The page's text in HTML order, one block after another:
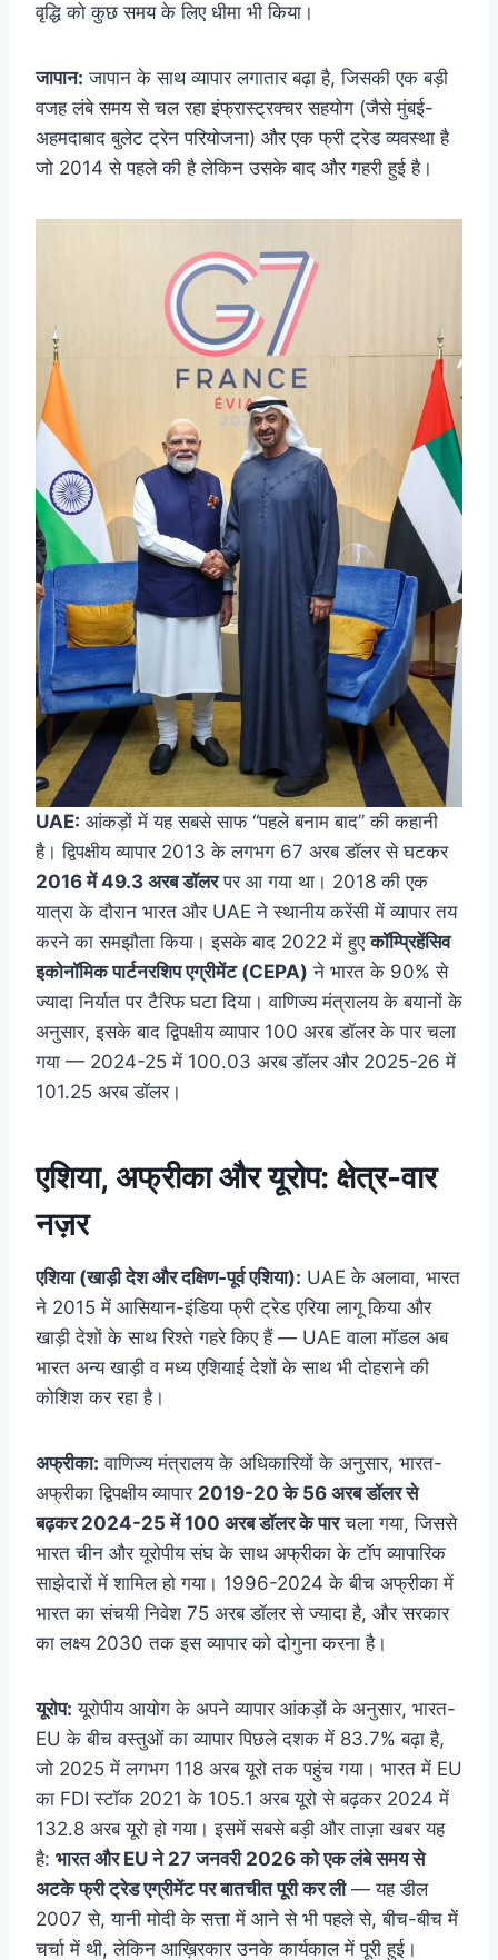
वृद्धि को कुछ समय के लिए धीमा भी किया।
जापान: जापान के साथ व्यापार लगातार बढ़ा है, जिसकी एक बड़ी
वजह लंबे समय से चल रहा इंफ्रास्ट्रक्चर सहयोग (जैसे मुंबई-
अहमदाबाद बुलेट ट्रेन परियोजना) और एक फ्री ट्रेड व्यवस्था है
जो 2014 से पहले की है लेकिन उसके बाद और गहरी हुई है।
UAE: आंकड़ों में यह सबसे साफ “पहले बनाम बाद” की कहानी
है। द्विपक्षीय व्यापार 2013 के लगभग 67 अरब डॉलर से घटकर
2016 में 49.3 अरब डॉलरपर आ गया था। 2018 की एक
यात्रा के दौरान भारत और UAE ने स्थानीय करेंसी में व्यापार तय
करने का समझौता किया। इसके बाद 2022 में हुएकॉम्प्रिहेंसिव
इकोनॉमिक पार्टनरशिप एग्रीमेंट (CEPA) ने भारत के 90% से
ज्यादा निर्यात पर टैरिफ घटा दिया। वाणिज्य मंत्रालय के बयानों के
अनुसार, इसके बाद द्विपक्षीय व्यापार 100 अरब डॉलर के पार चला
गया — 2024-25 में 100.03 अरब डॉलर और 2025-26 में
101.25 अरब डॉलर।
एशिया, अफ्रीका और यूरोप: क्षेत्र-वार
नज़र
एशिया (खाड़ी देश और दक्षिण-पूर्व एशिया): UAE के अलावा, भारत
ने 2015 में आसियान-इंडिया फ्री ट्रेड एरिया लागू किया और
खाड़ी देशों के साथ रिश्ते गहरे किए हैं — UAE वाला मॉडल अब
भारत अन्य खाड़ी व मध्य एशियाई देशों के साथ भी दोहराने की
कोशिश कर रहा है।
अफ्रीका: वाणिज्य मंत्रालय के अधिकारियों के अनुसार, भारत-
अफ्रीका द्विपक्षीय व्यापार 2019-20 के 56 अरब डॉलर से
बढ़कर 2024-25 में 100 अरब डॉलर के पारचला गया, जिससे
भारत चीन और यूरोपीय संघ के साथ अफ्रीका के टॉप व्यापारिक
साझेदारों में शामिल हो गया। 1996-2024 के बीच अफ्रीका में
भारत का संचयी निवेश 75 अरब डॉलर से ज्यादा है, और सरकार
का लक्ष्य 2030 तक इस व्यापार को दोगुना करना है।
यूरोप: यूरोपीय आयोग के अपने व्यापार आंकड़ों के अनुसार, भारत-
EU के बीच वस्तुओं का व्यापार पिछले दशक में 83.7% बढ़ा है,
जो 2025 में लगभग 118 अरब यूरो तक पहुंच गया। भारत में EU
का FDI स्टॉक 2021 के 105.1 अरब यूरो से बढ़कर 2024 में
132.8 अरब यूरो हो गया। इसमें सबसे बड़ी और ताज़ा खबर यह
है: भारत और EU ने 27 जनवरी 2026 को एक लंबे समय से
अटके फ्री ट्रेड एग्रीमेंट पर बातचीत पूरी कर ली— यह डील
2007 से, यानी मोदी के सत्ता में आने से भी पहले से, बीच-बीच में
चर्चा में थी, लेकिन आख़िरकार उनके कार्यकाल में पूरी हुई।